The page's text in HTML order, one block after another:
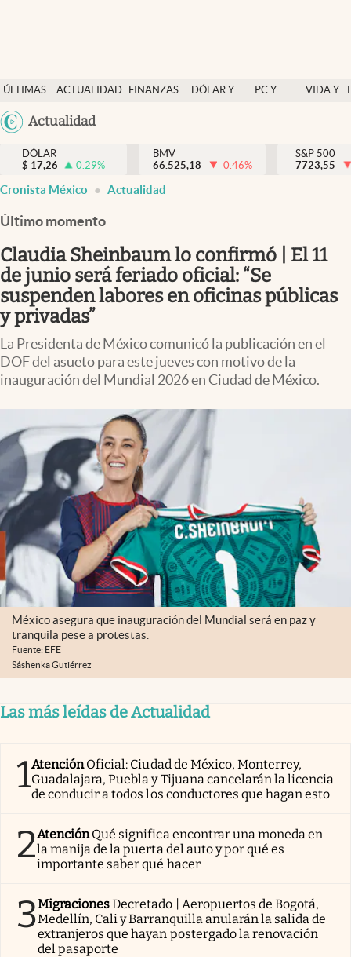
ÚLTIMAS
NOTICIAS
ACTUALIDAD
FINANZAS
DÓLAR Y
PC Y
VIDA Y
México
Actualidad
Actualidad
Finanzas y economía
Dólar y mercados
Opinión
Pc y celular
Vida y estilo
Tv
Clima
Espiritualidad
abre en nueva pestaña
México
DÓLAR
$ 17,26 0.29%
BMV
66.525,18
-0.46%
S&P 500
7723,55
Cronista México Actualidad
Último momento
Claudia Sheinbaum lo confirmó | El 11
de junio será feriado oficial: “Se
suspenden labores en oficinas públicas
y privadas”
La Presidenta de México comunicó la publicación en el
DOF del asueto para este jueves con motivo de la
inauguración del Mundial 2026 en Ciudad de México.
México asegura que inauguración del Mundial será en paz y
tranquila pese a protestas.
Fuente: EFE
Sáshenka Gutiérrez
Las más leídas de Actualidad
1AtenciónOficial: Ciudad de México, Monterrey,
Guadalajara, Puebla y Tijuana cancelarán la licencia
de conducir a todos los conductores que hagan esto
2AtenciónQué significa encontrar una moneda en
la manija de la puerta del auto y por qué es
importante saber qué hacer
3MigracionesDecretado | Aeropuertos de Bogotá,
Medellín, Cali y Barranquilla anularán la salida de
extranjeros que hayan postergado la renovación
del pasaporte